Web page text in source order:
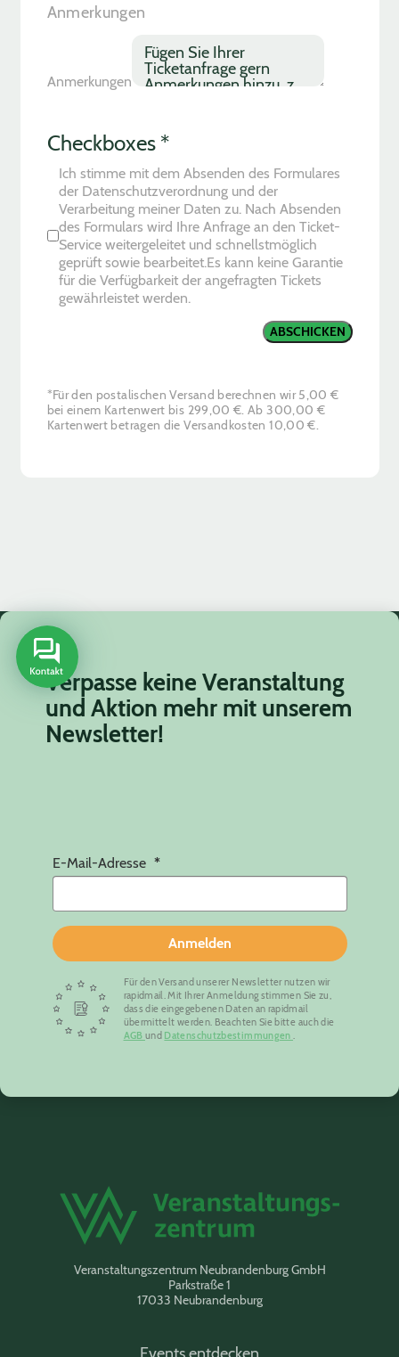
Anmerkungen
Anmerkungen
Checkboxes *
Ich stimme mit dem Absenden des Formulares
der Datenschutzverordnung und der
Verarbeitung meiner Daten zu. Nach Absenden
des Formulars wird Ihre Anfrage an den Ticket-
Service weitergeleitet und schnellstmöglich
geprüft sowie bearbeitet.Es kann keine Garantie
für die Verfügbarkeit der angefragten Tickets
gewährleistet werden.
ABSCHICKEN
*Für den postalischen Versand berechnen wir 5,00 €
bei einem Kartenwert bis 299,00 €. Ab 300,00 €
Kartenwert betragen die Versandkosten 10,00 €.
Verpasse keine Veranstaltung
und Aktion mehr mit unserem
Newsletter!
E-Mail-Adresse
Anmelden
Für den Versand unserer Newsletter nutzen wir
rapidmail. Mit Ihrer Anmeldung stimmen Sie zu,
dass die eingegebenen Daten an rapidmail
übermittelt werden. Beachten Sie bitte auch die
AGB und Datenschutzbestimmungen
Veranstaltungszentrum Neubrandenburg GmbH
Parkstraße 1
17033 Neubrandenburg